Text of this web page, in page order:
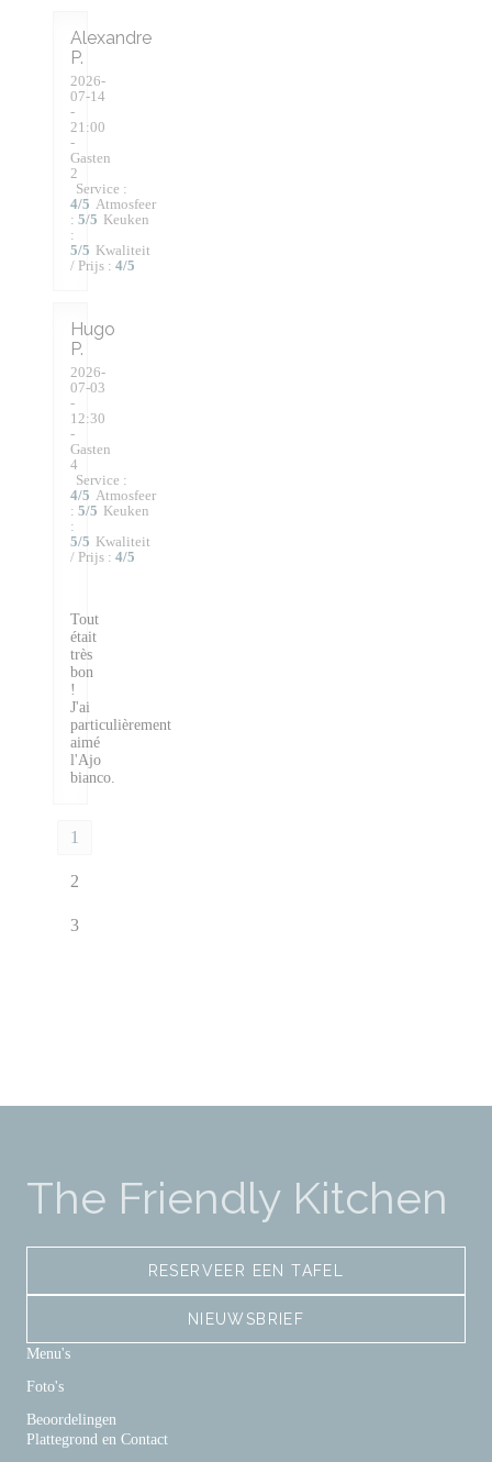
Alexandre
P
2026-
07-14
-
21:00
-
Gasten
2
Service :
4/5 Atmosfeer
: 5/5 Keuken
:
5/5 Kwaliteit
/ Prijs : 4/5
Hugo
P
2026-
07-03
-
12:30
-
Gasten
4
Service :
4/5 Atmosfeer
: 5/5 Keuken
:
5/5 Kwaliteit
/ Prijs : 4/5
Tout
était
très
bon
!
J'ai
particulièrement
aimé
l'Ajo
bianco.
1
2
3
The Friendly Kitchen
RESERVEER EEN TAFEL
NIEUWSBRIEF
Menu's
Foto's
Beoordelingen
Plattegrond en Contact